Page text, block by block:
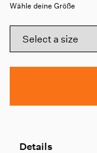
Wähle deine Größe
Details